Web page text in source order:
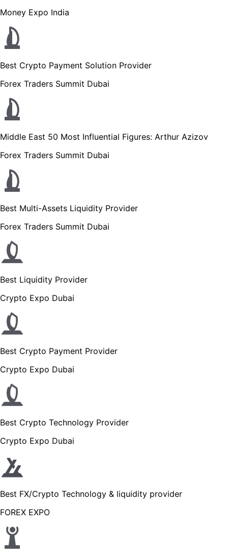
Money Expo India
Best Crypto Payment Solution Provider
Forex Traders Summit Dubai
Middle East 50 Most Influential Figures: Arthur Azizov
Forex Traders Summit Dubai
Best Multi-Assets Liquidity Provider
Forex Traders Summit Dubai
Best Liquidity Provider
Crypto Expo Dubai
Best Crypto Payment Provider
Crypto Expo Dubai
Best Crypto Technology Provider
Crypto Expo Dubai
Best FX/Crypto Technology & liquidity provider
FOREX EXPO